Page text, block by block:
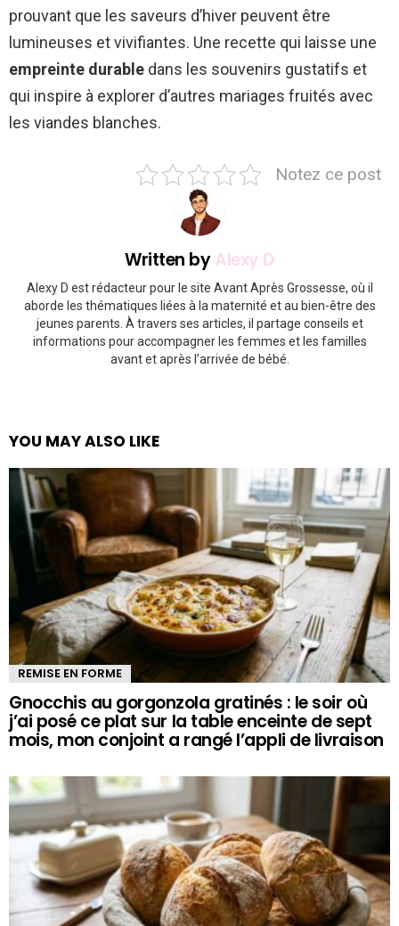
prouvant que les saveurs d’hiver peuvent être
lumineuses et vivifiantes. Une recette qui laisse une
empreinte durable dans les souvenirs gustatifs et
qui inspire à explorer d’autres mariages fruités avec
les viandes blanches.
Notez ce post
Written byAlexy D
Alexy D est rédacteur pour le site Avant Après Grossesse, où il
aborde les thématiques liées à la maternité et au bien-être des
jeunes parents. À travers ses articles, il partage conseils et
informations pour accompagner les femmes et les familles
avant et après l’arrivée de bébé.
YOU MAY ALSO LIKE
REMISE EN FORME
Gnocchis au gorgonzola gratinés : le soir où
j’ai posé ce plat sur la table enceinte de sept
mois, mon conjoint a rangé l’appli de livraison